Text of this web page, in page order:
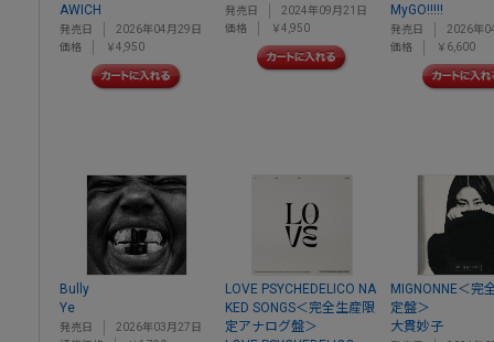
AWICH
発売日
2026年04月29日
価格
￥4,950
発売日
2024年09月21日
価格
￥4,950
MyGO!!!!!
発売日
2026年
価格
￥6,600
Bully
Ye
発売日
2026年03月27日
LOVE PSYCHEDELICO NA
KED SONGS＜完全生産限
定アナログ盤＞
MIGNONNE＜完
定盤＞
大貫妙子